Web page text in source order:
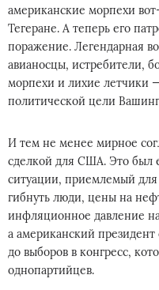
американские морпехи
Тегеране. А теперь его
поражение. Легендарная
авианосцы, истребители,
морпехи и лихие летчики
политической цели
И тем не менее мирное
сделкой для США. Это был
ситуации, приемлемый
гибнуть люди, цены на
инфляционное давление
а американский президент
до выборов в конгресс,
однопартийцев.